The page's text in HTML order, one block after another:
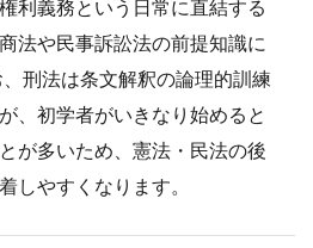
利義務という日常に直結する
法や民事訴訟法の前提知識に
刑法は条文解釈の論理的訓練
、初学者がいきなり始めると
が多いため、憲法・民法の後
しやすくなります。